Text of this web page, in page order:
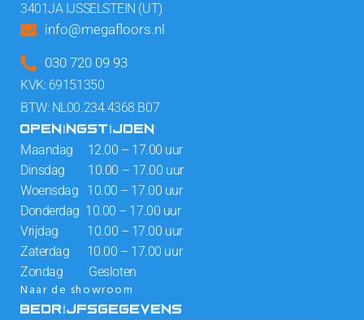
3401JA IJSSELSTEIN (UT)
info@megafloors.nl
030 720 09 93
KVK: 69151350
BTW: NL00.234.4368.B07
OPENINGSTIJDEN
Maandag 12.00 – 17.00 uur
Dinsdag 10.00 – 17.00 uur
Woensdag 10.00 – 17.00 uur
Donderdag 10.00 – 17.00 uur
Vrijdag 10.00 – 17.00 uur
Zaterdag 10.00 – 17.00 uur
Zondag Gesloten
Naar de showroom
BEDRIJFSGEGEVENS